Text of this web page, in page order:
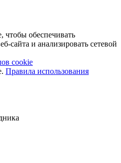
обеспечивать
сайта и анализировать сетевой
cookie
Правила использования